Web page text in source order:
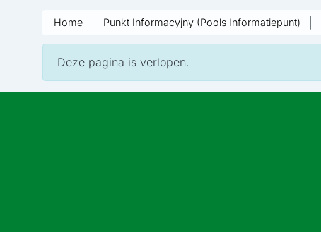
Home Punkt Informacyjny (Pools Informatiepunt)
Deze pagina is verlopen.